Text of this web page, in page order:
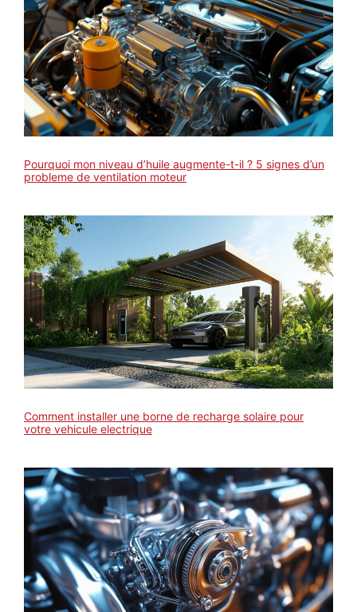
Pourquoi mon niveau d’huile augmente-t-il ? 5 signes d’un
probleme de ventilation moteur
Comment installer une borne de recharge solaire pour
votre vehicule electrique